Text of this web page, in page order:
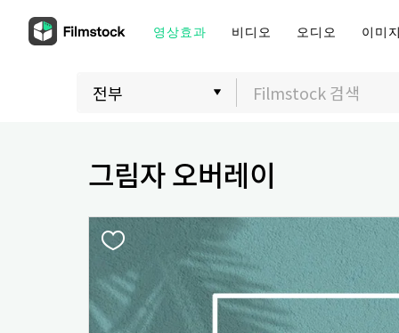
영상효과 비디오 오디오 이미
그림자 오버레이